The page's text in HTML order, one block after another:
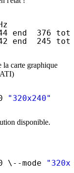
end  376
245
la carte graphique
"320x240"
disponible.
\--mode